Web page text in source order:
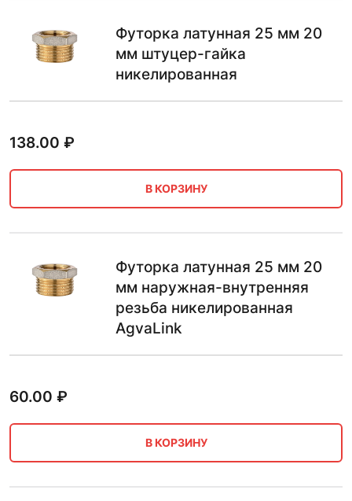
Футорка латунная 25 мм 20
мм штуцер-гайка
никелированная
138.00 ₽
В КОРЗИНУ
Футорка латунная 25 мм 20
мм наружная-внутренняя
резьба никелированная
AgvaLink
60.00 ₽
В КОРЗИНУ